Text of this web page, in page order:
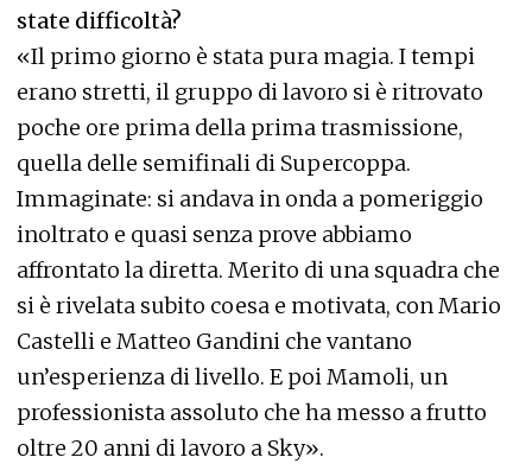
state difficoltà?
«Il primo giorno è stata pura magia. I tempi
erano stretti, il gruppo di lavoro si è ritrovato
poche ore prima della prima trasmissione,
quella delle semifinali di Supercoppa.
Immaginate: si andava in onda a pomeriggio
inoltrato e quasi senza prove abbiamo
affrontato la diretta. Merito di una squadra che
si è rivelata subito coesa e motivata, con Mario
Castelli e Matteo Gandini che vantano
un’esperienza di livello. E poi Mamoli, un
professionista assoluto che ha messo a frutto
oltre 20 anni di lavoro a Sky».